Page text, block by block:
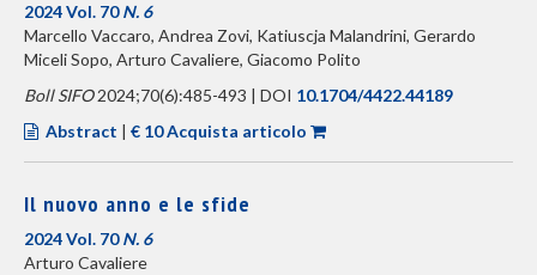
2024 Vol. 70N. 6
Marcello Vaccaro, Andrea Zovi, Katiuscja Malandrini, Gerardo
Miceli Sopo, Arturo Cavaliere, Giacomo Polito
Boll SIFO2024;70(6):485-493 | DOI 10.1704/4422.44189
Abstract | € 10 Acquista articolo
Il nuovo anno e le sfide
2024 Vol. 70N. 6
Arturo Cavaliere